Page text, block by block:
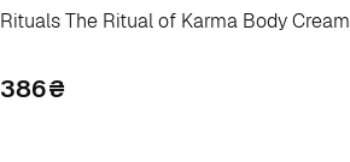
Rituals The Ritual of Karma Body Cream
386₴